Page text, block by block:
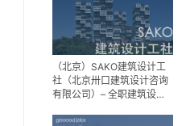
（北京）SAKO建筑设计工
社（北京卅口建筑设计咨询
有限公司）– 全职建筑设计